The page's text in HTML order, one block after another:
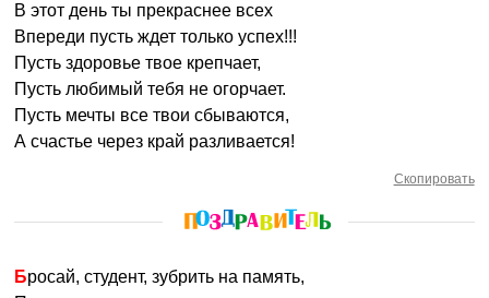
В этот день ты прекраснее всех
Впереди пусть ждет только успех!!!
Пусть здоровье твое крепчает,
Пусть любимый тебя не огорчает.
Пусть мечты все твои сбываются,
А счастье через край разливается!
Скопировать
Бросай, студент, зубрить на память,